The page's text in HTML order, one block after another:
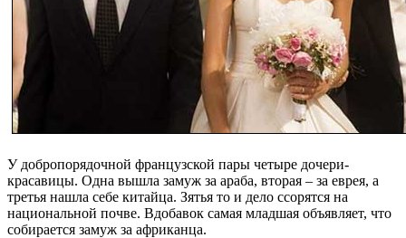
У добропорядочной французской пары четыре дочери-
красавицы. Одна вышла замуж за араба, вторая – за еврея, а
третья нашла себе китайца. Зятья то и дело ссорятся на
национальной почве. Вдобавок самая младшая объявляет, что
собирается замуж за африканца.